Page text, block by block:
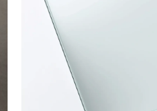
Hardlopen